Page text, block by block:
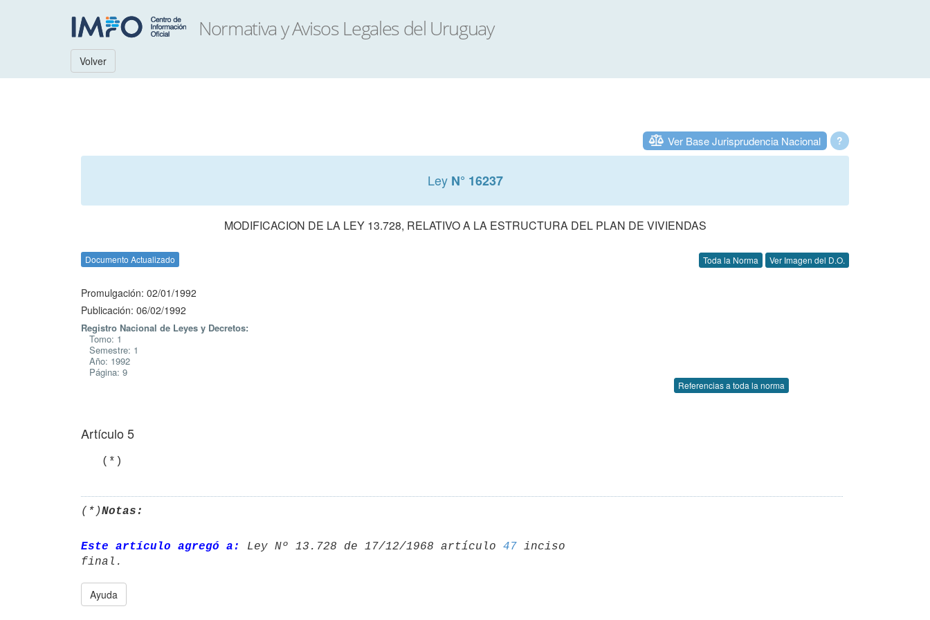
Volver
?
Ver Base Jurisprudencia Nacional
Ley N° 16237
MODIFICACION DE LA LEY 13.728, RELATIVO A LA ESTRUCTURA DEL PLAN DE VIVIENDAS
Documento Actualizado Toda la Norma Ver Imagen del D.O.
Promulgación: 02/01/1992
Publicación: 06/02/1992
Registro Nacional de Leyes y Decretos:
Tomo: 1
Semestre: 1
Año: 1992
Página: 9
Referencias a toda la norma
Artículo 5
   (*)
(*)Notas:
Este artículo agregó a: Ley Nº 13.728 de 17/12/1968 artículo 47 inciso
Ayuda